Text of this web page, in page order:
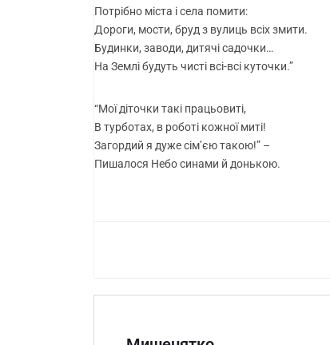
Потрібно міста і села помити:
Дороги, мости, бруд з вулиць всіх змити.
Будинки, заводи, дитячі садочки…
На Землі будуть чисті всі-всі куточки.”
“Мої діточки такі працьовиті,
В турботах, в роботі кожної миті!
Загордий я дуже сім’єю такою!” –
Пишалося Небо синами й донькою.